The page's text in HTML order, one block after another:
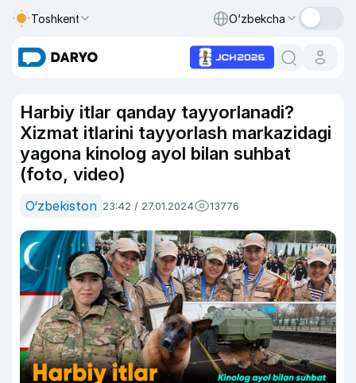
Toshkent O‘zbekcha
Harbiy itlar qanday tayyorlanadi?
Xizmat itlarini tayyorlash markazidagi
yagona kinolog ayol bilan suhbat
(foto, video)
O‘zbekiston 23:42 / 27.01.2024 13776